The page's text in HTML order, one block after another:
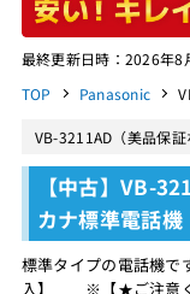
最終更新日時：2026年8
TOP
Panasonic
VB-3211AD（美品保
【中古】VB-
カナ標準電話機
標準タイプの電話機
入】 ※【★ご注意く